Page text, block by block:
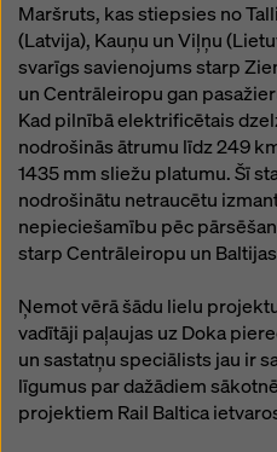
Maršruts, kas stiepsies no
(Latvija), Kauņu un Viļņu
svarīgs savienojums starp
un Centrāleiropu gan
Kad pilnībā elektrificētais
nodrošinās ātrumu līdz 249
1435 mm sliežu platumu. Šī
nodrošinātu netraucētu
nepieciešamību pēc
starp Centrāleiropu un
Ņemot vērā šādu lielu
vadītāji paļaujas uz Doka
un sastatņu speciālists jau ir
līgumus par dažādiem
projektiem Rail Baltica